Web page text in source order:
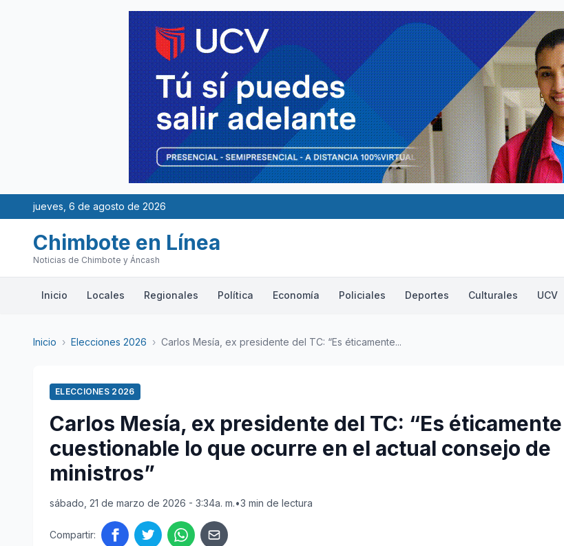
jueves, 6 de agosto de 2026
Chimbote en Línea
Noticias de Chimbote y Áncash
Inicio Locales Regionales Política Economía Policiales Deportes Culturales UCV
Inicio › Elecciones 2026 › Carlos Mesía, ex presidente del TC: “Es éticamente...
ELECCIONES 2026
Carlos Mesía, ex presidente del TC: “Es éticamente
cuestionable lo que ocurre en el actual consejo de
ministros”
sábado, 21 de marzo de 2026 - 3:34a. m.•3 min de lectura
Compartir: